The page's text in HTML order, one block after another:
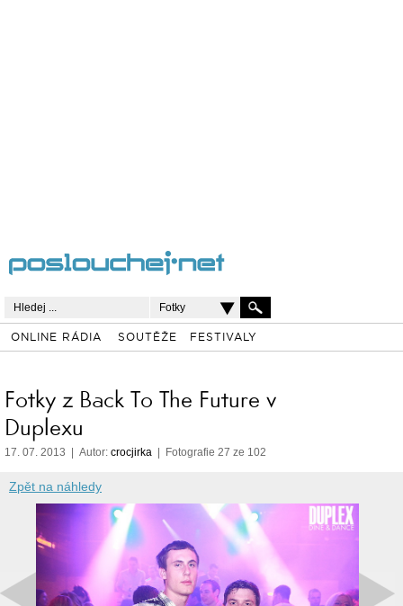
Fotky
ONLINE RÁDIA SOUTĚŽE FESTIVALY
Fotky z Back To The Future v
Duplexu
17. 07. 2013 | Autor: crocjirka | Fotografie 27 ze 102
Zpět na náhledy